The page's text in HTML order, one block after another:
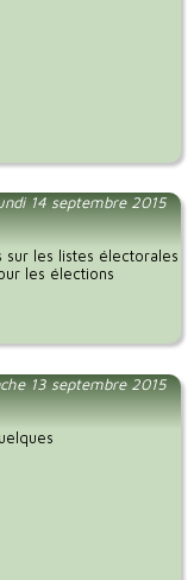
14 septembre 2015
sur les listes électorales
les élections
13 septembre 2015